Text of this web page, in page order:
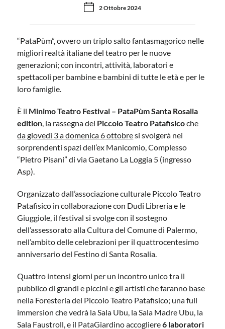
2 Ottobre 2024
“PataPùm”, ovvero un triplo salto fantasmagorico nelle
migliori realtà italiane del teatro per le nuove
generazioni; con incontri, attività, laboratori e
spettacoli per bambine e bambini di tutte le età e per le
loro famiglie.
È il Minimo Teatro Festival – PataPùm Santa Rosalia
edition, la rassegna del Piccolo Teatro Patafisicoche
da giovedì 3 a domenica 6 ottobresi svolgerà nei
sorprendenti spazi dell’ex Manicomio, Complesso
“Pietro Pisani” di via Gaetano La Loggia 5 (ingresso
Asp).
Organizzato dall’associazione culturale Piccolo Teatro
Patafisico in collaborazione con Dudi Libreria e le
Giuggiole, il festival si svolge con il sostegno
dell’assessorato alla Cultura del Comune di Palermo,
nell’ambito delle celebrazioni per il quattrocentesimo
anniversario del Festino di Santa Rosalia.
Quattro intensi giorni per un incontro unico tra il
pubblico di grandi e piccini e gli artisti che faranno base
nella Foresteria del Piccolo Teatro Patafisico; una full
immersion che vedrà la Sala Ubu, la Sala Madre Ubu, la
Sala Faustroll, e il PataGiardino accogliere6 laboratori